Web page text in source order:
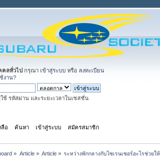
คลทั่วไป กรุณา เข้าสู่ระบบ หรือ ลงทะเบียน
งาน?
ช้ รหัสผ่าน และระยะเวลาในเซสชั่น
ลือ ค้นหา เข้าสู่ระบบ สมัครสมาชิก
» Article» Article » ระหว่างพักกลางกับไซเรนเซอร์อะไรช่วยใ